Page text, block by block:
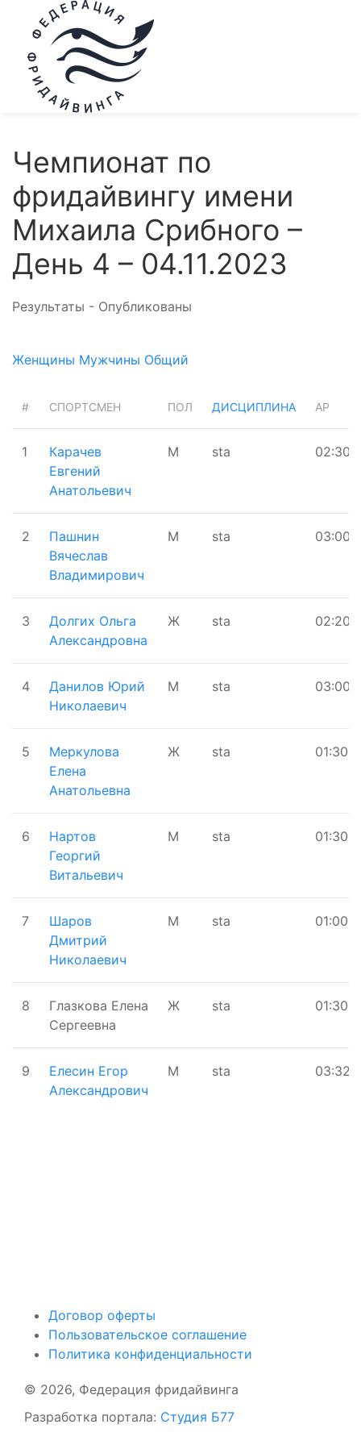
Чемпионат по
фридайвингу имени
Михаила Срибного –
День 4 – 04.11.2023
Результаты - Опубликованы
Женщины Мужчины Общий
# СПОРТСМЕН ПОЛ ДИСЦИПЛИНА AP
1
Карачев
Евгений
Анатольевич
М sta 02:30
2
Пашнин
Вячеслав
Владимирович
М sta 03:00
3
Долгих Ольга
Александровна
Ж sta 02:20
4
Данилов Юрий
Николаевич
М sta 03:00
5
Меркулова
Елена
Анатольевна
Ж sta 01:30
6
Нартов
Георгий
Витальевич
М sta 01:30
7
Шаров
Дмитрий
Николаевич
М sta 01:00
8
Глазкова Елена
Сергеевна
Ж sta 01:30
9
Елесин Егор
Александрович
М sta 03:32
Договор оферты
Пользовательское соглашение
Политика конфиденциальности
© 2026, Федерация фридайвинга
Разработка портала: Студия Б77